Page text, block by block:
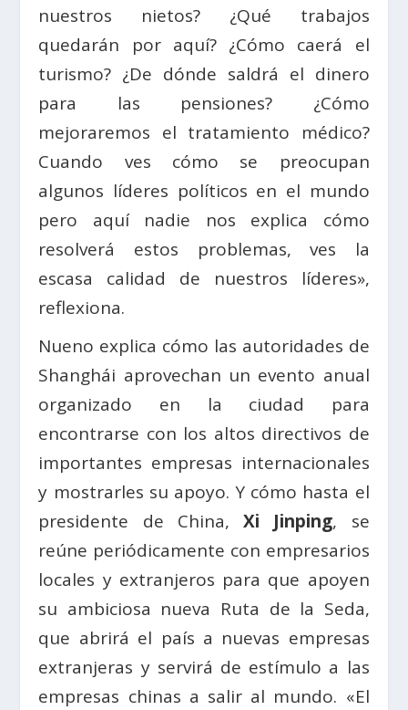
nuestros nietos? ¿Qué trabajos
quedarán por aquí? ¿Cómo caerá el
turismo? ¿De dónde saldrá el dinero
para las pensiones? ¿Cómo
mejoraremos el tratamiento médico?
Cuando ves cómo se preocupan
algunos líderes políticos en el mundo
pero aquí nadie nos explica cómo
resolverá estos problemas, ves la
escasa calidad de nuestros líderes»,
reflexiona.
Nueno explica cómo las autoridades de
Shanghái aprovechan un evento anual
organizado en la ciudad para
encontrarse con los altos directivos de
importantes empresas internacionales
y mostrarles su apoyo. Y cómo hasta el
presidente de China,Xi Jinping, se
reúne periódicamente con empresarios
locales y extranjeros para que apoyen
su ambiciosa nueva Ruta de la Seda,
que abrirá el país a nuevas empresas
extranjeras y servirá de estímulo a las
empresas chinas a salir al mundo. «El